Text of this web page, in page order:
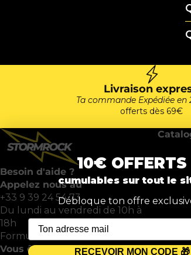
Livraison
Ta commande Expédiée en
offerts dès 69€
Besoin d'aide ?
Appelez nous au
+33 9 39 24 54 73
Du lundi au vendredi de 10h à
18h
Formulaire de réclamation
Vous êtes pro ?
10€ OFFERTS
cumulables sur tout le
Débloque ton offre
RECEVOIR MON CODE 🎁